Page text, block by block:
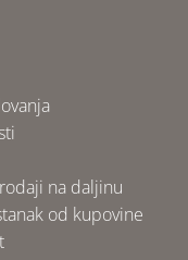
na daljinu
od kupovine